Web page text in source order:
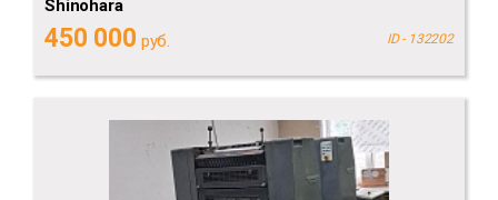
Shinohara
450 000 руб. ID - 132202